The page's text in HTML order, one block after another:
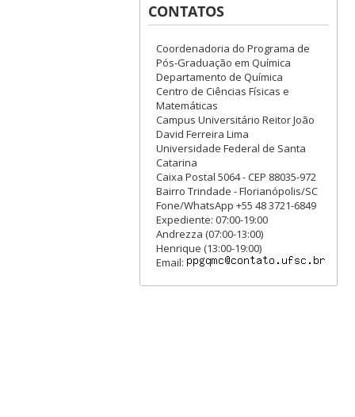
CONTATOS
Coordenadoria do Programa de
Pós-Graduação em Química
Departamento de Química
Centro de Ciências Físicas e
Matemáticas
Campus Universitário Reitor João
David Ferreira Lima
Universidade Federal de Santa
Catarina
Caixa Postal 5064 - CEP 88035-972
Bairro Trindade - Florianópolis/SC
Fone/WhatsApp +55 48 3721-6849
Expediente: 07:00-19:00
Andrezza (07:00-13:00)
Henrique (13:00-19:00)
Email: